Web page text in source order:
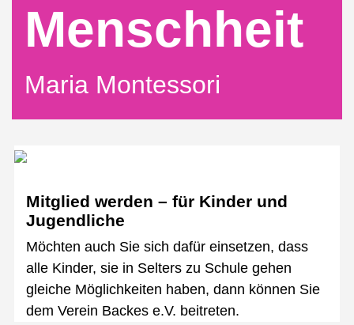
Menschheit
Maria Montessori
Mitglied werden – für Kinder und
Jugendliche
Möchten auch Sie sich dafür einsetzen, dass
alle Kinder, sie in Selters zu Schule gehen
gleiche Möglichkeiten haben, dann können Sie
dem Verein Backes e.V. beitreten.